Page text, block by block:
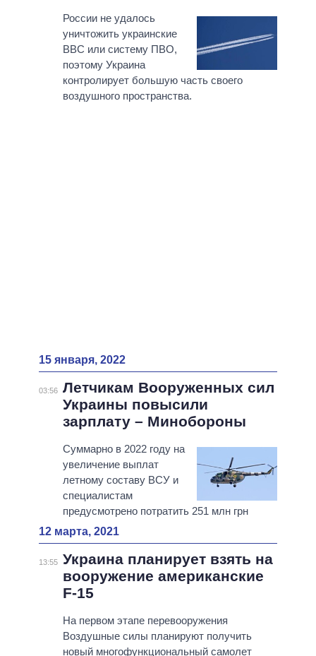
России не удалось
уничтожить украинские
ВВС или систему ПВО,
поэтому Украина
контролирует большую часть своего
воздушного пространства.
15 января, 2022
03:56 Летчикам Вооруженных сил
Украины повысили
зарплату – Минобороны
Суммарно в 2022 году на
увеличение выплат
летному составу ВСУ и
специалистам
предусмотрено потратить 251 млн грн
12 марта, 2021
13:55 Украина планирует взять на
вооружение американские
F-15
На первом этапе перевооружения
Воздушные силы планируют получить
новый многофункциональный самолет